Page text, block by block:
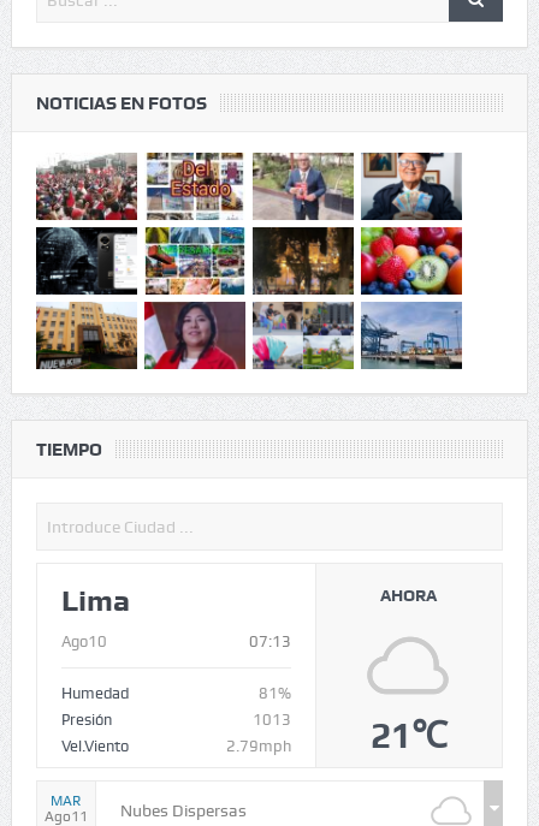
NOTICIAS EN FOTOS
TIEMPO
Lima
Ago10 07:13
Humedad
81%
Presión
1013
Vel.Viento
2.79mph
AHORA
21℃
MAR
Ago11
Nubes Dispersas